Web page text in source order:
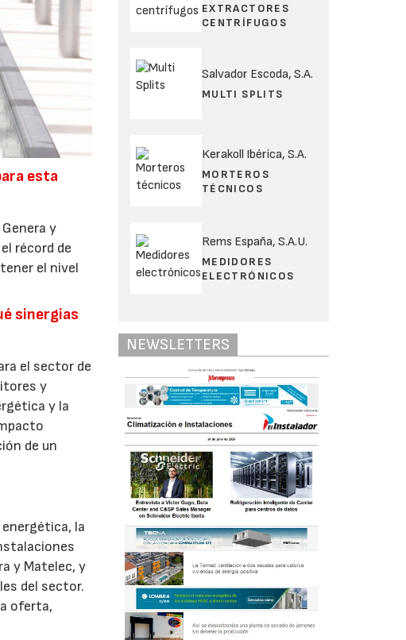
esta
y
récord de
el nivel
sinergias
el sector de
y
y la
de un
la
y Matelec, y
del sector.
oferta,
EXTRACTORES
CENTRÍFUGOS
Salvador Escoda, S.A.
MULTI SPLITS
Kerakoll Ibérica, S.A.
MORTEROS
TÉCNICOS
Rems España, S.A.U.
MEDIDORES
ELECTRÓNICOS
NEWSLETTERS